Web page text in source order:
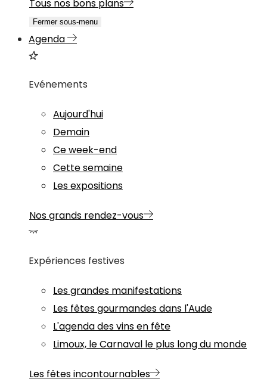
Tous nos bons plans
Fermer sous-menu
Agenda
Evénements
Aujourd'hui
Demain
Ce week-end
Cette semaine
Les expositions
Nos grands rendez-vous
Expériences festives
Les grandes manifestations
Les fêtes gourmandes dans l'Aude
L'agenda des vins en fête
Limoux, le Carnaval le plus long du monde
Les fêtes incontournables